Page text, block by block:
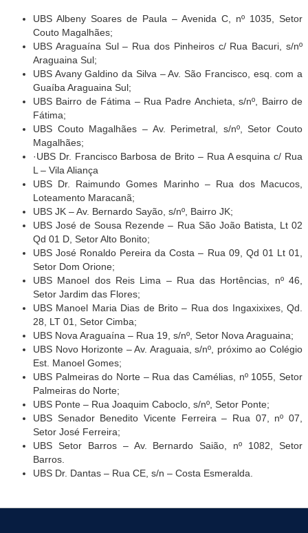
UBS Albeny Soares de Paula – Avenida C, nº 1035, Setor
Couto Magalhães;
UBS Araguaína Sul – Rua dos Pinheiros c/ Rua Bacuri, s/nº
Araguaina Sul;
UBS Avany Galdino da Silva – Av. São Francisco, esq. com a
Guaíba Araguaina Sul;
UBS Bairro de Fátima – Rua Padre Anchieta, s/nº, Bairro de
Fátima;
UBS Couto Magalhães – Av. Perimetral, s/nº, Setor Couto
Magalhães;
·UBS Dr. Francisco Barbosa de Brito – Rua A esquina c/ Rua
L – Vila Aliança
UBS Dr. Raimundo Gomes Marinho – Rua dos Macucos,
Loteamento Maracanã;
UBS JK – Av. Bernardo Sayão, s/nº, Bairro JK;
UBS José de Sousa Rezende – Rua São João Batista, Lt 02
Qd 01 D, Setor Alto Bonito;
UBS José Ronaldo Pereira da Costa – Rua 09, Qd 01 Lt 01,
Setor Dom Orione;
UBS Manoel dos Reis Lima – Rua das Hortências, nº 46,
Setor Jardim das Flores;
UBS Manoel Maria Dias de Brito – Rua dos Ingaxixixes, Qd.
28, LT 01, Setor Cimba;
UBS Nova Araguaína – Rua 19, s/nº, Setor Nova Araguaina;
UBS Novo Horizonte – Av. Araguaia, s/nº, próximo ao Colégio
Est. Manoel Gomes;
UBS Palmeiras do Norte – Rua das Camélias, nº 1055, Setor
Palmeiras do Norte;
UBS Ponte – Rua Joaquim Caboclo, s/nº, Setor Ponte;
UBS Senador Benedito Vicente Ferreira – Rua 07, nº 07,
Setor José Ferreira;
UBS Setor Barros – Av. Bernardo Saião, nº 1082, Setor
Barros.
UBS Dr. Dantas – Rua CE, s/n – Costa Esmeralda.